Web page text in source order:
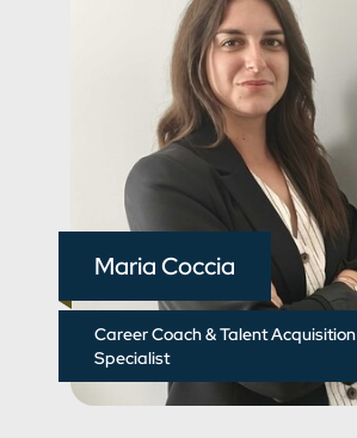
Maria Coccia
Career Coach & Talent Acquisition
Specialist